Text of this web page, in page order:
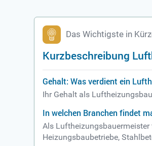
Das Wichtigste in
Kurzbeschreibung
Gehalt: Was verdient ein
Ihr Gehalt als
In welchen Branchen findet
Als Luftheizungsbauermeister
Heizungsbaubetriebe,